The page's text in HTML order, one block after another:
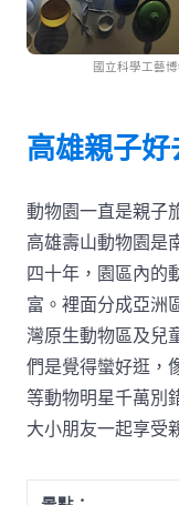
國立科學工
高雄親子
動物園一直是親子
高雄壽山動物園是
四十年，園區內的
富。裡面分成亞洲
灣原生動物區及兒
們是覺得蠻好逛，
等動物明星千萬別
大小朋友一起享受